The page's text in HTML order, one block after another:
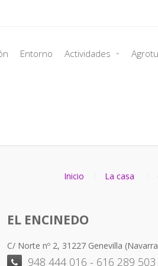
Entorno Actividades
Inicio La casa
EL ENCINEDO
C/ Norte nº 2, 31227 Genevilla
948 444 016 - 616 289 503